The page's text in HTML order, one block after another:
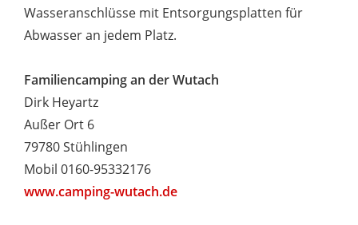
Wasseranschlüsse mit Entsorgungsplatten für
Abwasser an jedem Platz.
Familiencamping an der Wutach
Dirk Heyartz
Außer Ort 6
79780 Stühlingen
Mobil 0160-95332176
www.camping-wutach.de